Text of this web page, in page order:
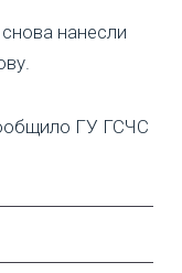
нанесли
ГУ ГСЧС